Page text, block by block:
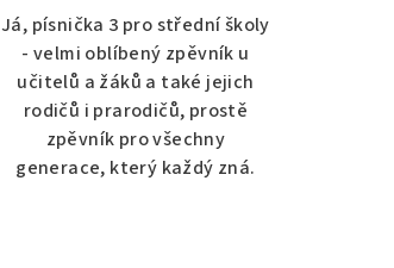
Já, písnička 3 pro střední školy
- velmi oblíbený zpěvník u
učitelů a žáků a také jejich
rodičů i prarodičů, prostě
zpěvník pro všechny
generace, který každý zná.